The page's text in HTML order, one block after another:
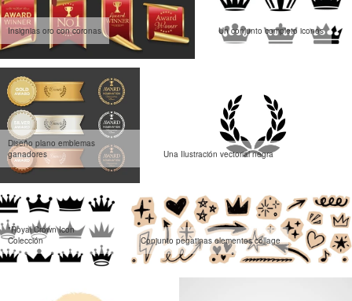
Insignias oro con coronas Un conjunto completo iconos
Diseño plano emblemas
ganadores
Una Ilustración vectorial negra
"Royal Crown Icon
Colección
Conjunto pegatinas elementos collage